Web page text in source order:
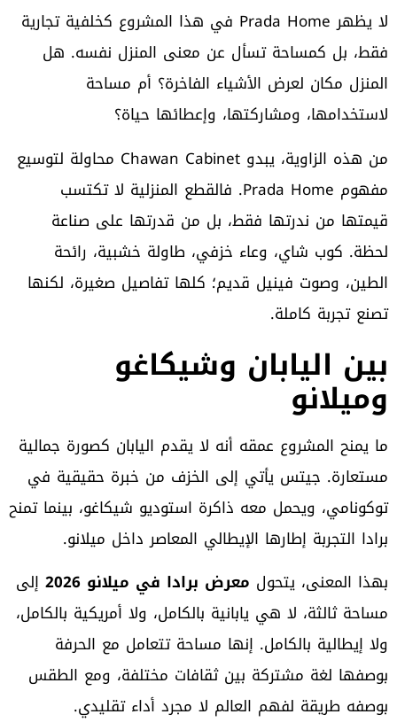
لا يظهر Prada Home في هذا المشروع كخلفية تجارية
فقط، بل كمساحة تسأل عن معنى المنزل نفسه. هل
المنزل مكان لعرض الأشياء الفاخرة؟ أم مساحة
لاستخدامها، ومشاركتها، وإعطائها حياة؟
من هذه الزاوية، يبدو Chawan Cabinet محاولة لتوسيع
مفهوم Prada Home. فالقطع المنزلية لا تكتسب
قيمتها من ندرتها فقط، بل من قدرتها على صناعة
لحظة. كوب شاي، وعاء خزفي، طاولة خشبية، رائحة
الطين، وصوت فينيل قديم؛ كلها تفاصيل صغيرة، لكنها
تصنع تجربة كاملة.
بين اليابان وشيكاغو
وميلانو
ما يمنح المشروع عمقه أنه لا يقدم اليابان كصورة جمالية
مستعارة. جيتس يأتي إلى الخزف من خبرة حقيقية في
توكونامي، ويحمل معه ذاكرة استوديو شيكاغو، بينما تمنح
برادا التجربة إطارها الإيطالي المعاصر داخل ميلانو.
بهذا المعنى، يتحول معرض برادا في ميلانو 2026
إلى
مساحة ثالثة، لا هي يابانية بالكامل، ولا أمريكية بالكامل،
ولا إيطالية بالكامل. إنها مساحة تتعامل مع الحرفة
بوصفها لغة مشتركة بين ثقافات مختلفة، ومع الطقس
بوصفه طريقة لفهم العالم لا مجرد أداء تقليدي.